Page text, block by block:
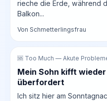
rieche die Erde, während
Balkon...
Von Schmetterlingsfrau
🆘 Too Much — Akute
Mein Sohn kifft
überfordert
Ich sitz hier am